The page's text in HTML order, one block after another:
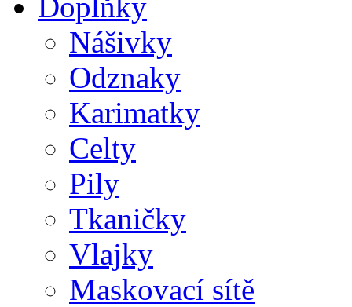
Nášivky
Odznaky
Karimatky
Celty
Pily
Tkaničky
Vlajky
Maskovací sítě